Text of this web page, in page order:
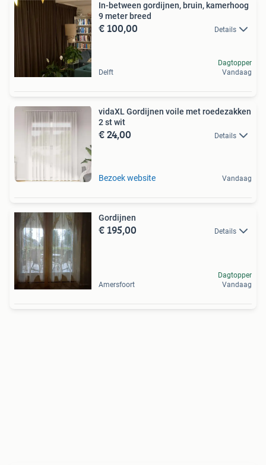
In-between gordijnen, bruin, kamerhoog
9 meter breed
€ 100,00 Details
Delft
Dagtopper
Vandaag
vidaXL Gordijnen voile met roedezakken
2 st wit
€ 24,00 Details
Bezoek website Vandaag
Gordijnen
€ 195,00 Details
Amersfoort
Dagtopper
Vandaag